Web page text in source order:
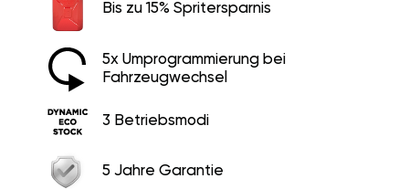
Bis zu 15% Spritersparnis
5x Umprogrammierung bei
Fahrzeugwechsel
3 Betriebsmodi
5 Jahre Garantie